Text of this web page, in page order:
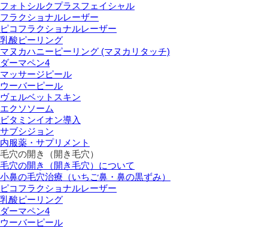
フォトシルクプラスフェイシャル
フラクショナルレーザー
ピコフラクショナルレーザー
乳酸ピーリング
マヌカハニーピーリング (マヌカリタッチ)
ダーマペン4
マッサージピール
ウーバーピール
ヴェルベットスキン
エクソソーム
ビタミンイオン導入
サブシジョン
内服薬・サプリメント
毛穴の開き（開き毛穴）
毛穴の開き（開き毛穴）について
小鼻の毛穴治療（いちご鼻・鼻の黒ずみ）
ピコフラクショナルレーザー
乳酸ピーリング
ダーマペン4
ウーバーピール